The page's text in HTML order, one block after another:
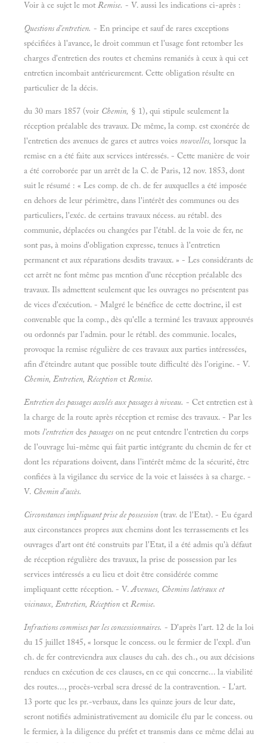
Voir à ce sujet le motRemise. - V. aussi les indications ci-après :
Questions d'entretien. - En principe et sauf de rares exceptions
spécifiées à l'avance, le droit commun et l'usage font retomber les
charges d'entretien des routes et chemins remaniés à ceux à qui cet
entretien incombait antérieurement. Cette obligation résulte en
particulier de la décis.
du 30 mars 1857 (voir Chemin, § 1), qui stipule seulement la
réception préalable des travaux. De même, la comp. est exonérée de
l'entretien des avenues de gares et autres voies nouvelles, lorsque la
remise en a été faite aux services intéressés. - Cette manière de voir
a été corroborée par un arrêt de la C. de Paris, 12 nov. 1853, dont
suit le résumé : « Les comp. de ch. de fer auxquelles a été imposée
en dehors de leur périmètre, dans l'intérêt des communes ou des
particuliers, l'exéc. de certains travaux nécess. au rétabl. des
communie, déplacées ou changées par l'établ. de la voie de fer, ne
sont pas, à moins d'obligation expresse, tenues à l'entretien
permanent et aux réparations desdits travaux. » - Les considérants de
cet arrêt ne font même pas mention d'une réception préalable des
travaux. Ils admettent seulement que les ouvrages no présentent pas
de vices d'exécution. - Malgré le bénéfice de cette doctrine, il est
convenable que la comp., dès qu'elle a terminé les travaux approuvés
ou ordonnés par l'admin. pour le rétabl. des communie. locales,
provoque la remise régulière de ces travaux aux parties intéressées,
afin d'éteindre autant que possible toute difficulté dès l'origine. - V.
Chemin, Entretien, Réception etRemise.
Entretien des passages accolés aux passages à niveau. - Cet entretien est à
la charge de la route après réception et remise des travaux. - Par les
mots l'entretien des passages on ne peut entendre l'entretien du corps
de l'ouvrage lui-même qui fait partie intégrante du chemin de fer et
dont les réparations doivent, dans l'intérêt même de la sécurité, être
confiées à la vigilance du service de la voie et laissées à sa charge. -
V. Chemin d'accès.
Circonstances impliquant prise de possession (trav. de l'Etat). - Eu égard
aux circonstances propres aux chemins dont les terrassements et les
ouvrages d'art ont été construits par l'Etat, il a été admis qu'à défaut
de réception régulière des travaux, la prise de possession par les
services intéressés a eu lieu et doit être considérée comme
impliquant cette réception. - V.Avenues, Chemins latéraux et
vicinaux, Entretien, Réception etRemise.
Infractions commises par les concessionnaires. - D'après l'art. 12 de la loi
du 15 juillet 1845, « lorsque le concess. ou le fermier de l'expl. d'un
ch. de fer contreviendra aux clauses du cah. des ch., ou aux décisions
rendues en exécution de ces clauses, en ce qui concerne... la viabilité
des routes..., procès-verbal sera dressé de la contravention. - L'art.
13 porte que les pr.-verbaux, dans les quinze jours de leur date,
seront notifiés administrativement au domicile élu par le concess. ou
le fermier, à la diligence du préfet et transmis dans ce même délai au